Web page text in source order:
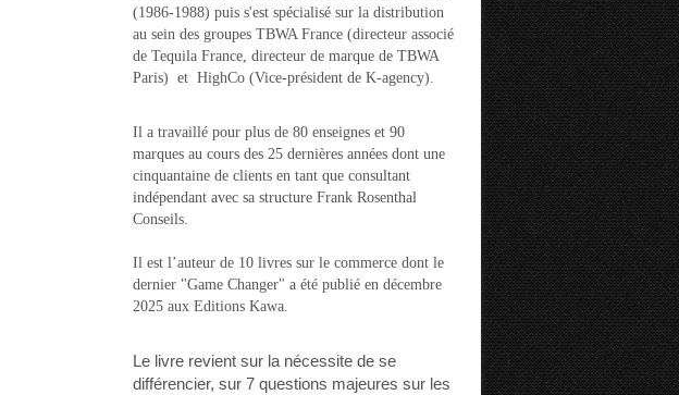
(1986-1988) puis s'est spécialisé sur la distribution
au sein des groupes TBWA France (directeur associé
de Tequila France, directeur de marque de TBWA
Paris) et HighCo (Vice-président de K-agency).
Il a travaillé pour plus de 80 enseignes et 90
marques au cours des 25 dernières années dont une
cinquantaine de clients en tant que consultant
indépendant avec sa structure Frank Rosenthal
Conseils.
Il est l’auteur de 10 livres sur le commerce dont le
dernier "Game Changer" a été publié en décembre
2025 aux Editions Kawa.
Le livre revient sur la nécessite de se
différencier, sur 7 questions majeures sur les